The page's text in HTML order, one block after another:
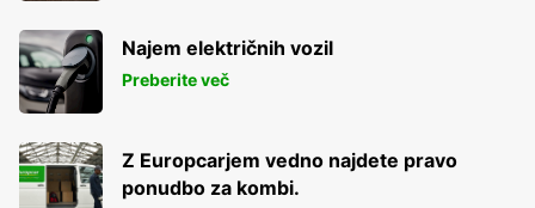
Najem električnih vozil
Preberite več
Z Europcarjem vedno najdete pravo
ponudbo za kombi.